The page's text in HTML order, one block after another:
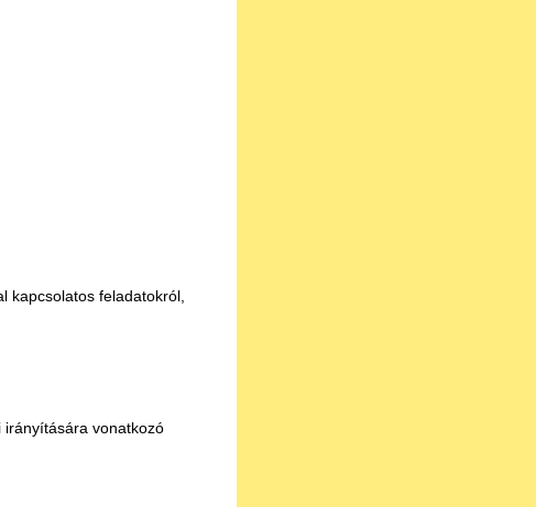
kapcsolatos feladatokról,
irányítására vonatkozó